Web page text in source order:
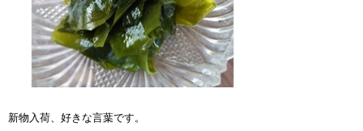
新物入荷、好きな言葉です。